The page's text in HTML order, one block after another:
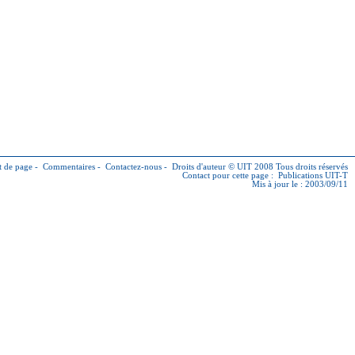
de page - Commentaires - Contactez-nous - Droits d'auteur © UIT 2008 Tous droits réservés
Contact pour cette page : Publications UIT-T
Mis à jour le : 2003/09/11